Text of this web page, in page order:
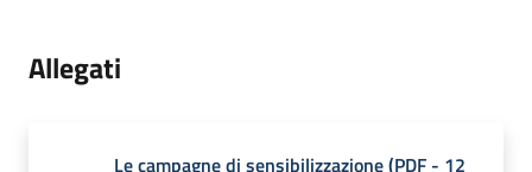
Allegati
Le campagne di sensibilizzazione(PDF - 12